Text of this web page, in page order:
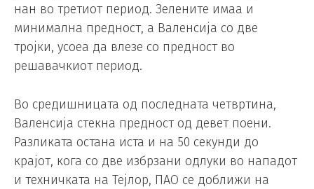
нан во третиот период. Зелените имаа и
минимална предност, а Валенсија со две
тројки, усоеа да влезе со предност во
решавачкиот период.
Во средишницата од последната четвртина,
Валенсија стекна предност од девет поени.
Разликата остана иста и на 50 секунди до
крајот, кога со две избрзани одлуки во нападот
и техничката на Тејлор, ПАО се доближи на